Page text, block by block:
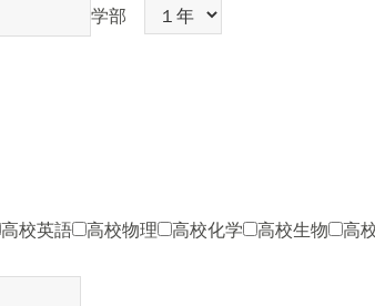
学部
高校英語 高校物理 高校化学 高校生物
高